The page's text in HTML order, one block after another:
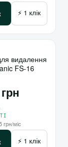
⚡ 1 клік
видалення
FS-16
грн/міс
⚡ 1 клік